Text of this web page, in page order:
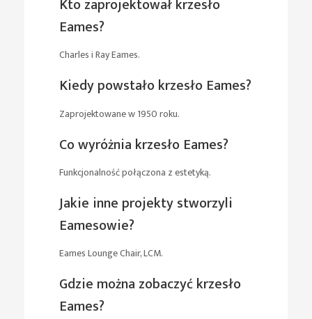
Kto zaprojektował krzesło
Eames?
Charles i Ray Eames.
Kiedy powstało krzesło Eames?
Zaprojektowane w 1950 roku.
Co wyróżnia krzesło Eames?
Funkcjonalność połączona z estetyką.
Jakie inne projekty stworzyli
Eamesowie?
Eames Lounge Chair, LCM.
Gdzie można zobaczyć krzesło
Eames?